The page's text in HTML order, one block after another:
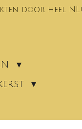
door heel NL!